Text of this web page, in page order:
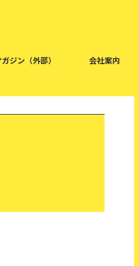
ジン（外部） 会社案内